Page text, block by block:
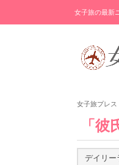
女子旅の最新
女子旅プレス
「
デイリー